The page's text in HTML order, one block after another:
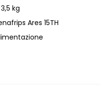
kg
Ares 15TH